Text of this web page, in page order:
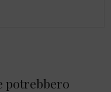
potrebbero